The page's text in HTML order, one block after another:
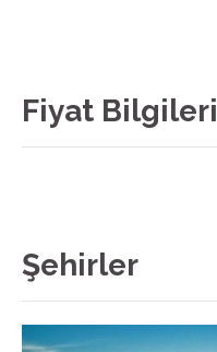
Fiyat Bilgileri
Şehirler